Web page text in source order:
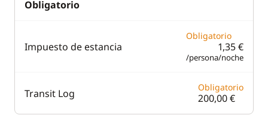
Obligatorio
Impuesto de estancia
Obligatorio
1,35 €
/persona/noche
Transit Log Obligatorio
200,00 €